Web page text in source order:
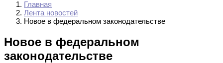
Главная
Лента новостей
Новое в федеральном законодательстве
Новое в федеральном
законодательстве